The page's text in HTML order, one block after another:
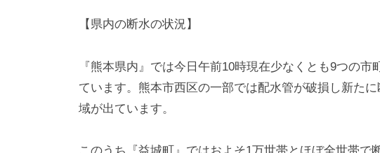
【県内の断水の状況】
『熊本県内』では今日午前10時現在少なくとも9つの
ています。熊本市西区の一部では配水管が破損し新た
域が出ています。